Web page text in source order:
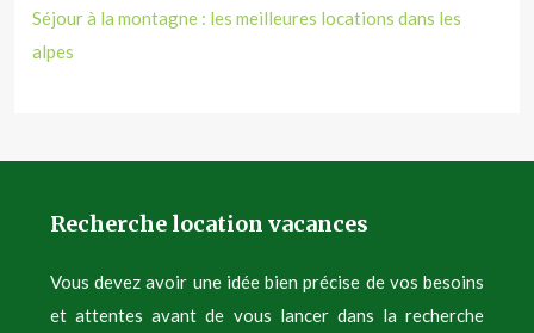
Séjour à la montagne : les meilleures locations dans les
alpes
Recherche location vacances
Vous devez avoir une idée bien précise de vos besoins
et attentes avant de vous lancer dans la recherche